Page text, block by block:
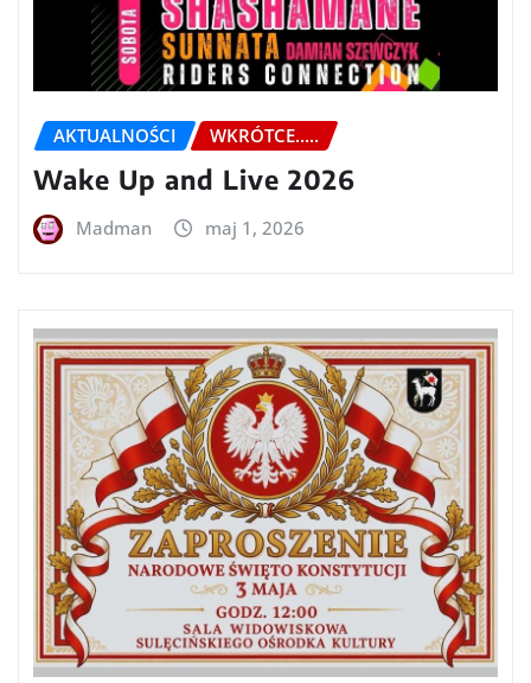
AKTUALNOŚCI WKRÓTCE.....
Wake Up and Live 2026
Madman maj 1, 2026